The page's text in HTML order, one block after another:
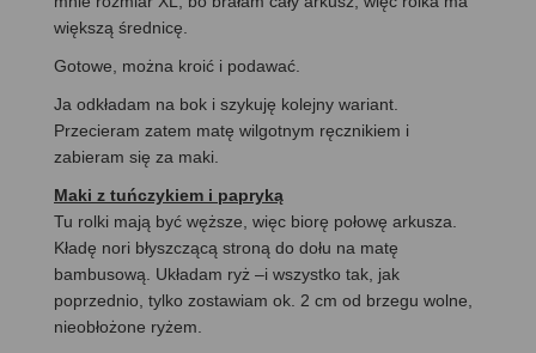
większą średnicę.
Gotowe, można kroić i podawać.
Ja odkładam na bok i szykuję kolejny wariant.
Przecieram zatem matę wilgotnym ręcznikiem i
zabieram się za maki.
Maki z tuńczykiem i papryką
Tu rolki mają być węższe, więc biorę połowę arkusza.
Kładę nori błyszczącą stroną do dołu na matę
bambusową. Układam ryż –i wszystko tak, jak
poprzednio, tylko zostawiam ok. 2 cm od brzegu wolne,
nieobłożone ryżem.